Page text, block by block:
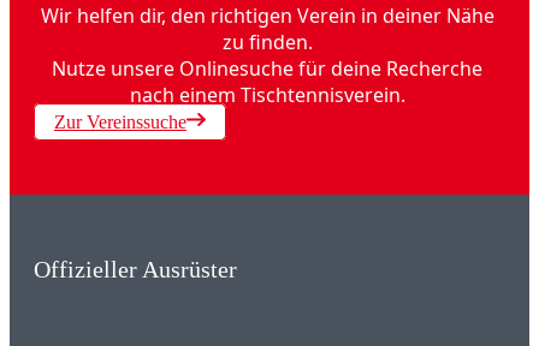
Wir helfen dir, den richtigen Verein in deiner Nähe
zu finden.
Nutze unsere Onlinesuche für deine Recherche
nach einem Tischtennisverein.
Zur Vereinssuche
Offizieller Ausrüster